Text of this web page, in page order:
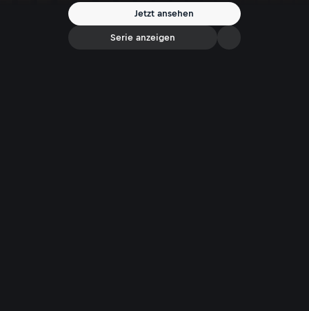
Jetzt ansehen
Serie anzeigen